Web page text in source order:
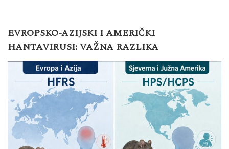
EVROPSKO-AZIJSKI I AMERIČKI
HANTAVIRUSI: VAŽNA RAZLIKA